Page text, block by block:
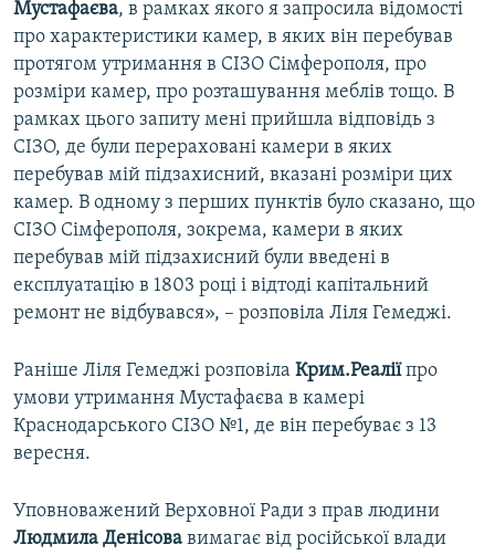
Мустафаєва, в рамках якого я запросила відомості
про характеристики камер, в яких він перебував
протягом утримання в СІЗО Сімферополя, про
розміри камер, про розташування меблів тощо. В
рамках цього запиту мені прийшла відповідь з
СІЗО, де були перераховані камери в яких
перебував мій підзахисний, вказані розміри цих
камер. В одному з перших пунктів було сказано, що
СІЗО Сімферополя, зокрема, камери в яких
перебував мій підзахисний були введені в
експлуатацію в 1803 році і відтоді капітальний
ремонт не відбувався», – розповіла Ліля Гемеджі.
Раніше Ліля Гемеджі розповіла Крим.Реаліїпро
умови утримання Мустафаєва в камері
Краснодарського СІЗО №1, де він перебуває з 13
вересня.
Уповноважений Верховної Ради з прав людини
Людмила Денісова вимагає від російської влади